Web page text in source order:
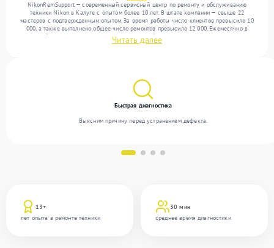
NikonRemSupport — современный сервисный центр по ремонту и обслуживанию
техники Nikon в Калуге с опытом более 10 лет. В штате компании — свыше 22
мастеров с подтвержденным опытом. За время работы число клиентов превысило 10
000, а также выполнено общее число ремонтов превысило 12 000. Ежемесячно в
сервисный центр поступает более 300 обращений, включая , , . Мы устраняем поломки
любой сложности и поддерживаем высокий стандарт качества благодаря опыту
Читать далее
13+
лет опыта в ремонте техники
30 мин
среднее время диагностики
Быстрая диагностика
Выясним причину перед устранением дефекта.